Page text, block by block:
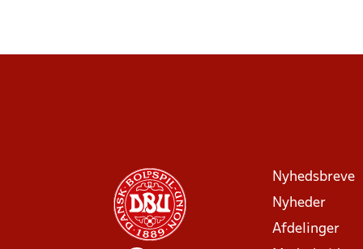
Nyhedsbreve
Nyheder
Afdelinger